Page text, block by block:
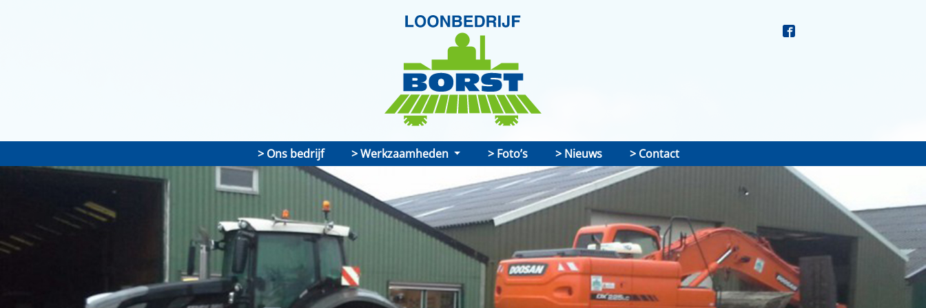
Ons bedrijf Werkzaamheden Foto’s Nieuws Contact